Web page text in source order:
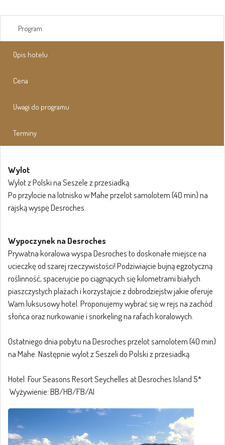
Program
Opis hotelu
Cena
Uwagi do programu
Terminy
Wylot
Wylot z Polski na Seszele z przesiadką.
Po przylocie na lotnisko w Mahe przelot samolotem (40 min) na
rajską wyspę Desroches.
Wypoczynek na Desroches
Prywatna koralowa wyspa Desroches to doskonałe miejsce na
ucieczkę od szarej rzeczywistości! Podziwiajcie bujną egzotyczną
roślinność, spacerujcie po ciągnących się kilometrami białych
piaszczystych plażach i korzystajcie z dobrodziejstw jakie oferuje
Wam luksusowy hotel. Proponujemy wybrać się w rejs na zachód
słońca oraz nurkowanie i snorkeling na rafach koralowych.
Ostatniego dnia pobytu na Desroches przelot samolotem (40 min)
na Mahe. Następnie wylot z Seszeli do Polski z przesiadką.
Hotel: Four Seasons Resort Seychelles at Desroches Island 5*
Wyżywienie: BB/HB/FB/AI